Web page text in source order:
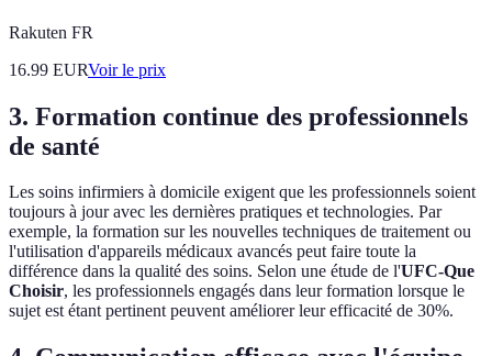
Rakuten FR
16.99 EURVoir le prix
3. Formation continue des professionnels
de santé
Les soins infirmiers à domicile exigent que les professionnels soient
toujours à jour avec les dernières pratiques et technologies. Par
exemple, la formation sur les nouvelles techniques de traitement ou
l'utilisation d'appareils médicaux avancés peut faire toute la
différence dans la qualité des soins. Selon une étude de l'UFC-Que
Choisir, les professionnels engagés dans leur formation lorsque le
sujet est étant pertinent peuvent améliorer leur efficacité de 30%.